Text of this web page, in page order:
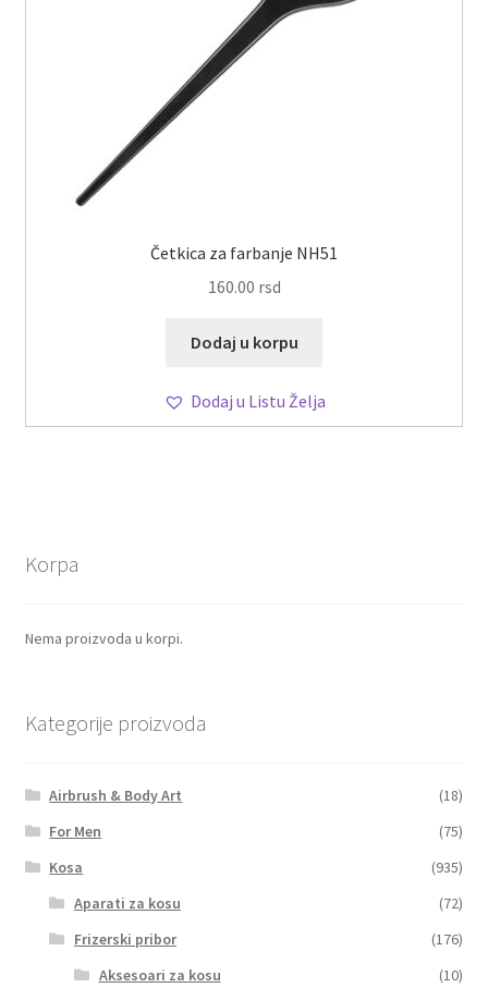
Četkica za farbanje NH51
160.00 rsd
Dodaj u korpu
Dodaj u Listu Želja
Korpa
Nema proizvoda u korpi.
Kategorije proizvoda
Airbrush & Body Art
(18)
For Men
(75)
Kosa
(935)
Aparati za kosu
(72)
Frizerski pribor
(176)
Aksesoari za kosu
(10)